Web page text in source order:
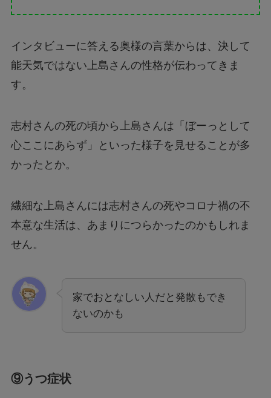
インタビューに答える奥様の言葉からは、決して
能天気ではない上島さんの性格が伝わってきま
す。
志村さんの死の頃から上島さんは「ぼーっとして
心ここにあらず」といった様子を見せることが多
かったとか。
繊細な上島さんには志村さんの死やコロナ禍の不
本意な生活は、あまりにつらかったのかもしれま
せん。
家でおとなしい人だと発散もでき
ないのかも
⑨うつ症状